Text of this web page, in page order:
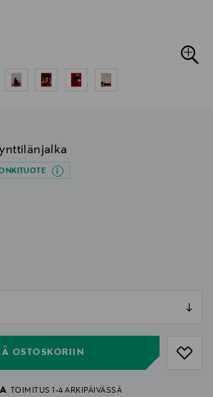
OSTOSKORIIN
TOIMITUS 1-4 ARKIPÄIVÄSSÄ